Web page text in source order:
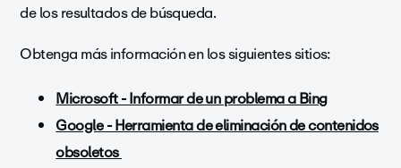
de los resultados de búsqueda.
Obtenga más información en los siguientes sitios:
Microsoft - Informar de un problema a Bing
Google - Herramienta de eliminación de contenidos
obsoletos